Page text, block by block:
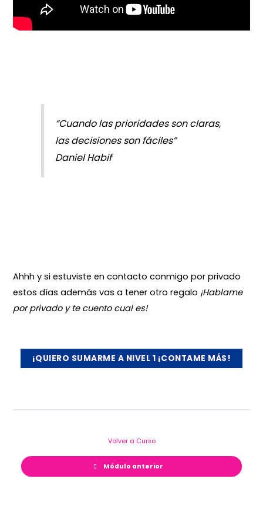
“Cuando las prioridades son claras,
las decisiones son fáciles”
Daniel Habif
Ahhh y si estuviste en contacto conmigo por privado
estos días además vas a tener otro regalo ¡Hablame
por privado y te cuento cual es!
¡QUIERO SUMARME A NIVEL 1 ¡CONTAME MÁS!
Módulo anterior
Volver a Curso